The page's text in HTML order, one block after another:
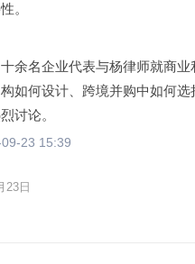
。
余名企业代表与杨律师就商
如何设计、跨境并购中如何
讨论。
23 15:39
23日